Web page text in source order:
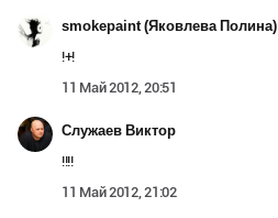
smokepaint (Яковлева Полина)
!+!
11 Май 2012, 20:51
Служаев Виктор
!!!!
11 Май 2012, 21:02